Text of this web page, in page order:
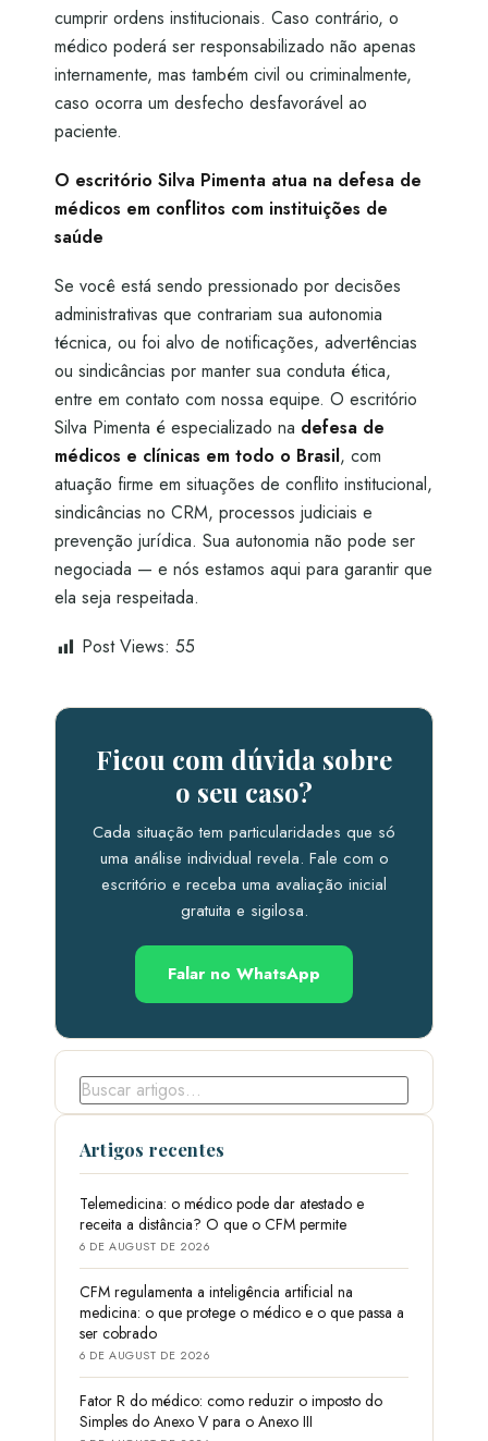
cumprir ordens institucionais. Caso contrário, o
médico poderá ser responsabilizado não apenas
internamente, mas também civil ou criminalmente,
caso ocorra um desfecho desfavorável ao
paciente.
O escritório Silva Pimenta atua na defesa de
médicos em conflitos com instituições de
saúde
Se você está sendo pressionado por decisões
administrativas que contrariam sua autonomia
técnica, ou foi alvo de notificações, advertências
ou sindicâncias por manter sua conduta ética,
entre em contato com nossa equipe. O escritório
Silva Pimenta é especializado na defesa de
médicos e clínicas em todo o Brasil, com
atuação firme em situações de conflito institucional,
sindicâncias no CRM, processos judiciais e
prevenção jurídica. Sua autonomia não pode ser
negociada — e nós estamos aqui para garantir que
ela seja respeitada.
Post Views: 55
Ficou com dúvida sobre
o seu caso?
Cada situação tem particularidades que só
uma análise individual revela. Fale com o
escritório e receba uma avaliação inicial
gratuita e sigilosa.
Falar no WhatsApp
Artigos recentes
Telemedicina: o médico pode dar atestado e
receita a distância? O que o CFM permite
6 DE AUGUST DE 2026
CFM regulamenta a inteligência artificial na
medicina: o que protege o médico e o que passa a
ser cobrado
6 DE AUGUST DE 2026
Fator R do médico: como reduzir o imposto do
Simples do Anexo V para o Anexo III